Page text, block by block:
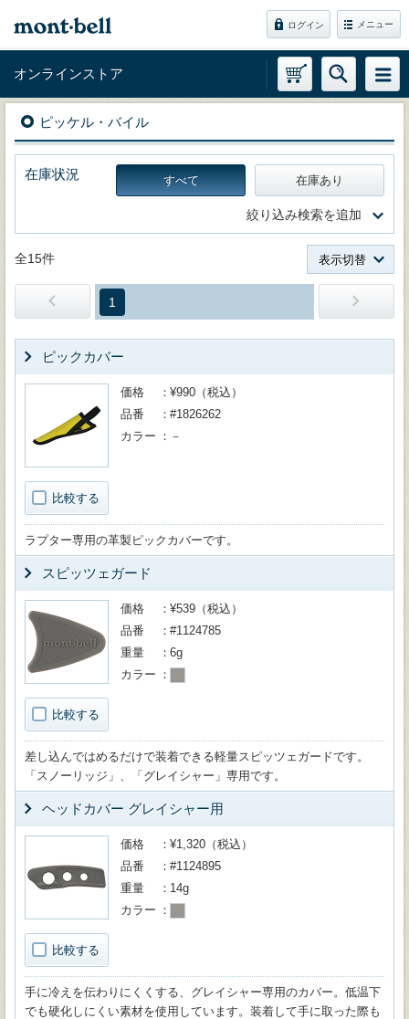
ログイン メニュー
オンラインストア
ピッケル・バイル
在庫状況 すべて 在庫あり
絞り込み検索を追加
全15件 表示切替
1
ピックカバー
比較する
価格
¥990（税込）
品番
#1826262
カラー
－
ラプター専用の革製ピックカバーです。
スピッツェガード
比較する
価格
¥539（税込）
品番
#1124785
重量
6g
カラー
差し込んではめるだけで装着できる軽量スピッツェガードです。
「スノーリッジ」、「グレイシャー」専用です。
ヘッドカバー グレイシャー用
比較する
価格
¥1,320（税込）
品番
#1124895
重量
14g
カラー
手に冷えを伝わりにくくする、グレイシャー専用のカバー。低温下
でも硬化しにくい素材を使用しています。装着して手に取った際も